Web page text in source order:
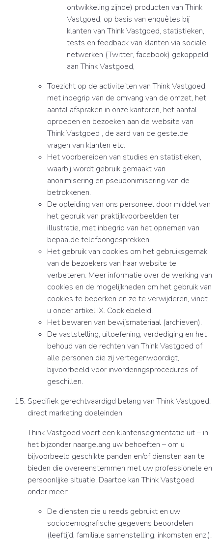
ontwikkeling zijnde) producten van Think
Vastgoed, op basis van enquêtes bij
klanten van Think Vastgoed, statistieken,
tests en feedback van klanten via sociale
netwerken (Twitter, facebook) gekoppeld
aan Think Vastgoed,
Toezicht op de activiteiten van Think Vastgoed,
met inbegrip van de omvang van de omzet, het
aantal afspraken in onze kantoren, het aantal
oproepen en bezoeken aan de website van
Think Vastgoed , de aard van de gestelde
vragen van klanten etc.
Het voorbereiden van studies en statistieken,
waarbij wordt gebruik gemaakt van
anonimisering en pseudonimisering van de
betrokkenen.
De opleiding van ons personeel door middel van
het gebruik van praktijkvoorbeelden ter
illustratie, met inbegrip van het opnemen van
bepaalde telefoongesprekken.
Het gebruik van cookies om het gebruiksgemak
van de bezoekers van haar website te
verbeteren. Meer informatie over de werking van
cookies en de mogelijkheden om het gebruik van
cookies te beperken en ze te verwijderen, vindt
u onder artikel IX. Cookiebeleid.
Het bewaren van bewijsmateriaal (archieven).
De vaststelling, uitoefening, verdediging en het
behoud van de rechten van Think Vastgoed of
alle personen die zij vertegenwoordigt,
bijvoorbeeld voor invorderingsprocedures of
geschillen.
Specifiek gerechtvaardigd belang van Think Vastgoed:
direct marketing doeleinden
Think Vastgoed voert een klantensegmentatie uit – in
het bijzonder naargelang uw behoeften – om u
bijvoorbeeld geschikte panden en/of diensten aan te
bieden die overeenstemmen met uw professionele en
persoonlijke situatie. Daartoe kan Think Vastgoed
onder meer:
De diensten die u reeds gebruikt en uw
sociodemografische gegevens beoordelen
(leeftijd, familiale samenstelling, inkomsten enz.).